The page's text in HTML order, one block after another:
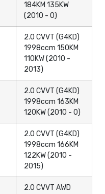
184KM 135KW
(2010 - 0)
2.0 CVVT (G4KD)
1998ccm 150KM
110KW (2010 -
2013)
2.0 CVVT (G4KD)
1998ccm 163KM
120KW (2010 - 0)
2.0 CVVT (G4KD)
1998ccm 166KM
122KW (2010 -
2015)
2.0 CVVT AWD